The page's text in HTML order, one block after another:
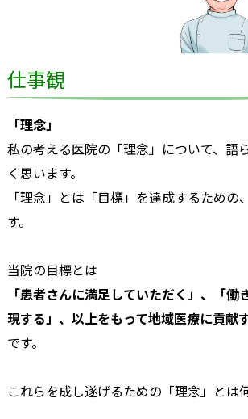
仕事観
「理念」
私の考える医院の「理念」について、語
く思います。
「理念」とは「目標」を達成するための
す。
当院の目標とは
「患者さんに満足していただく」、「働
現する」、以上をもって地域医療に貢献
です。
これらを成し遂げるための「理念」とは